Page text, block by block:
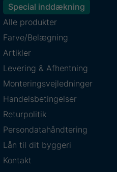
Special inddækning
Alle produkter
Farve/Belægning
Artikler
Levering & Afhentning
Monteringsvejledninger
Handelsbetingelser
Returpolitik
Persondatahåndtering
Lån til dit byggeri
Kontakt